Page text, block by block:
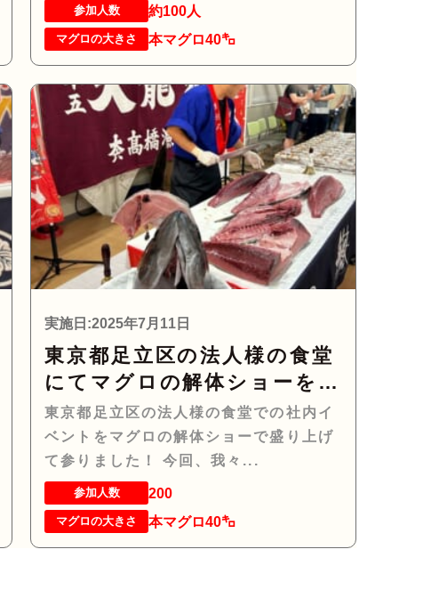
参加人数 約100人
マグロの大きさ 本マグロ40㌔
実施日:2025年7月11日
東京都足立区の法人様の食堂
にてマグロの解体ショーを行
って参りました。
東京都足立区の法人様の食堂での社内イ
ベントをマグロの解体ショーで盛り上げ
て参りました！ 今回、我々...
参加人数 200
マグロの大きさ 本マグロ40㌔